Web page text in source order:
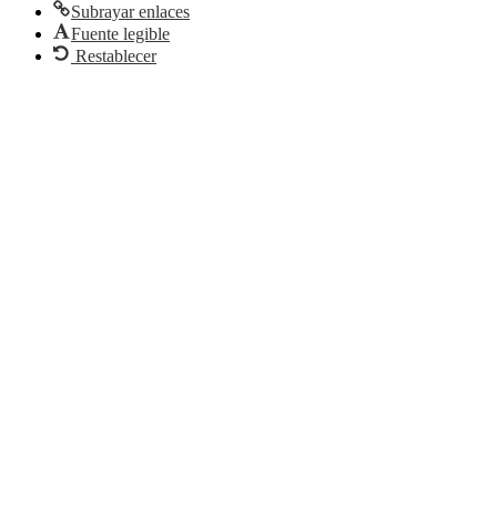
Subrayar enlaces
Fuente legible
Restablecer